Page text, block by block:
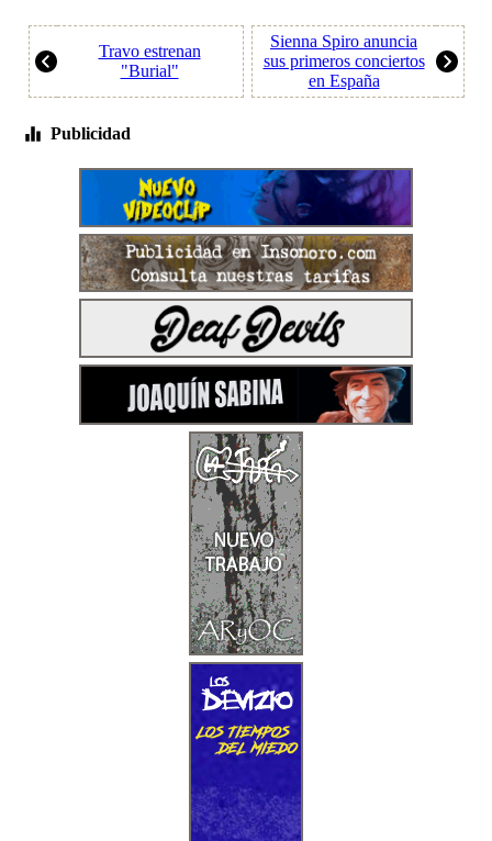
Travo estrenan
"Burial"
Sienna Spiro anuncia
sus primeros conciertos
en España
Publicidad